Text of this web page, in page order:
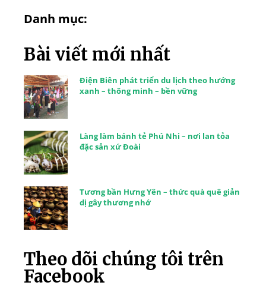
Danh mục:
Bài viết mới nhất
Điện Biên phát triển du lịch theo hướng
xanh – thông minh – bền vững
Làng làm bánh tẻ Phú Nhi – nơi lan tỏa
đặc sản xứ Đoài
Tương bần Hưng Yên – thức quà quê giản
dị gây thương nhớ
Theo dõi chúng tôi trên
Facebook